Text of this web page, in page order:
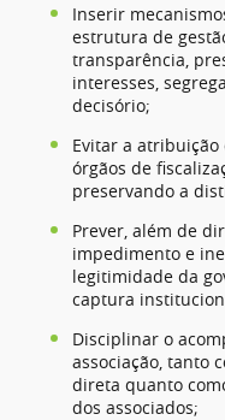
Inserir
estrutura de
transparência,
interesses,
decisório;
Evitar a
órgãos de
preservando a
Prever, além de
impedimento e
legitimidade da
captura
Disciplinar o
associação, tanto
direta quanto
dos associados;